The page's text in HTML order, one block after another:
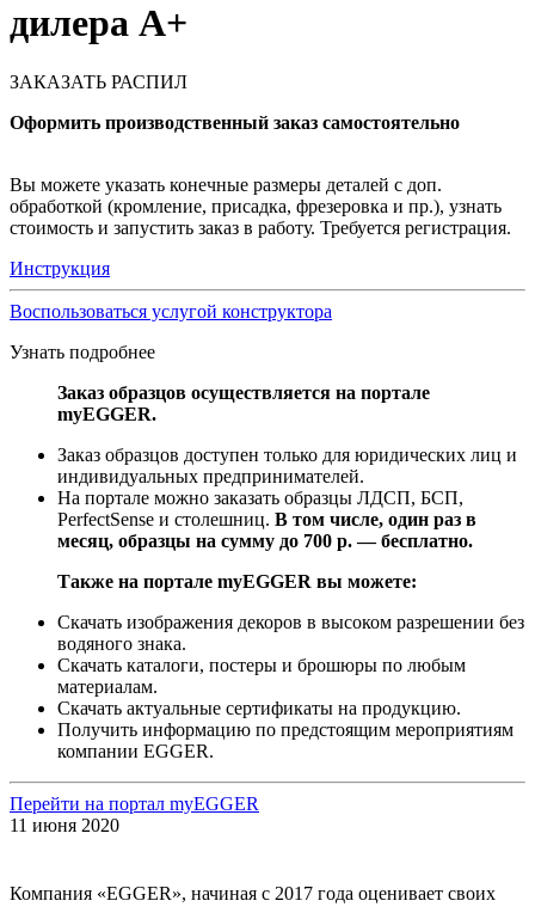
дилера А+
ЗАКАЗАТЬ РАСПИЛ
Оформить производственный заказ самостоятельно
Вы можете указать конечные размеры деталей с доп.
обработкой (кромление, присадка, фрезеровка и пр.), узнать
стоимость и запустить заказ в работу. Требуется регистрация.
Инструкция
Воспользоваться услугой конструктора
Узнать подробнее
Заказ образцов осуществляется на портале
myEGGER.
Заказ образцов доступен только для юридических лиц и
индивидуальных предпринимателей.
На портале можно заказать образцы ЛДСП, БСП,
PerfectSense и столешниц. В том числе, один раз в
месяц, образцы на сумму до 700 р. — бесплатно.
Также на портале myEGGER вы можете:
Скачать изображения декоров в высоком разрешении без
водяного знака.
Скачать каталоги, постеры и брошюры по любым
материалам.
Скачать актуальные сертификаты на продукцию.
Получить информацию по предстоящим мероприятиям
компании EGGER.
Перейти на портал myEGGER
11 июня 2020
Компания «EGGER», начиная с 2017 года оценивает своих